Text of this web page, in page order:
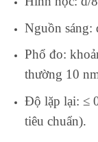
Nguồn sáng:
Phổ đo:
thường 10
Độ lặp lại: ≤
tiêu chuẩn).